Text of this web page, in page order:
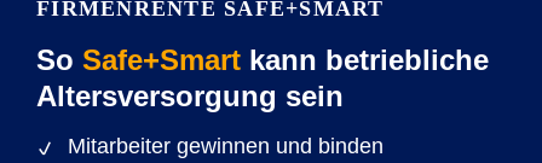
FIRMENRENTE SAFE+SMART
So Safe+Smart kann betriebliche
Altersversorgung sein
Mitarbeiter gewinnen und binden